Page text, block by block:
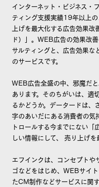
インターネット・ビジネス・
ティング支援実績19年以上
上げを最大化する広告効果
ド）」。WEB広告の効果改
サルティングと、広告効果な
のサービスです。
WEB広告全盛の中、邪魔だ
あります。そのちがいは、適
るかどうか。データードは
字のあいだにある消費者の気
トロールする今までにない
しい情報にして、 売り上げを
エフインクは、コンセプトや
ゴなどをはじめ、WEBサイ
たCM制作などサービスに関